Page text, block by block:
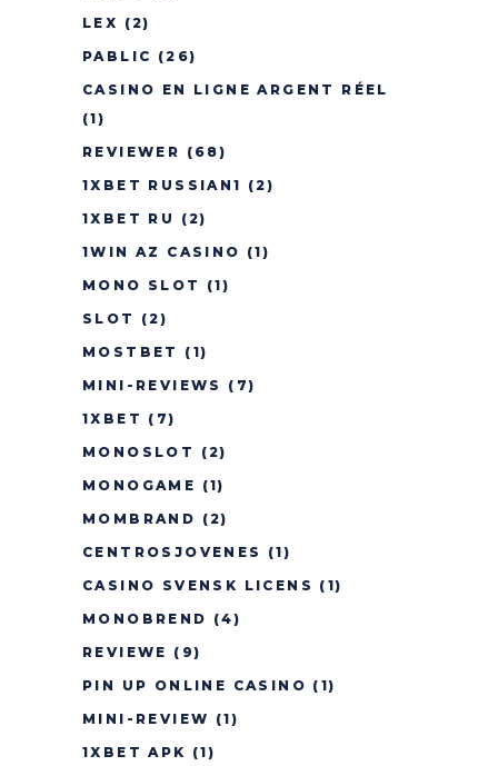
LEX (2)
PABLIC (26)
CASINO EN LIGNE ARGENT RÉEL
(1)
REVIEWER (68)
1XBET RUSSIAN1 (2)
1XBET RU
(2)
1WIN AZ CASINO (1)
MONO SLOT
(1)
SLOT
(2)
MOSTBET
(1)
MINI-REVIEWS
(7)
1XBET (7)
MONOSLOT
(2)
MONOGAME (1)
MOMBRAND (2)
CENTROSJOVENES
(1)
CASINO SVENSK LICENS (1)
MONOBREND (4)
REVIEWE (9)
PIN UP ONLINE CASINO (1)
MINI-REVIEW (1)
1XBET APK (1)